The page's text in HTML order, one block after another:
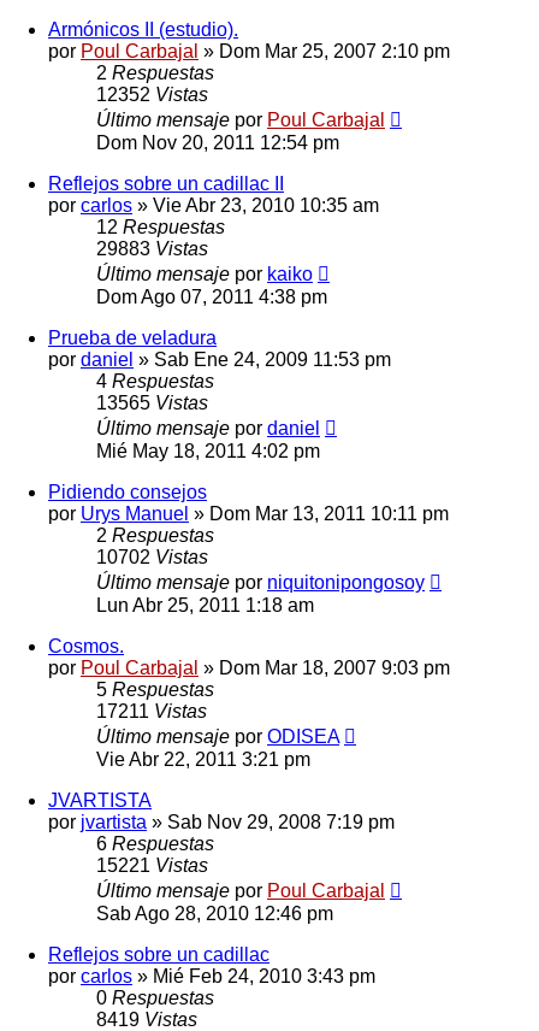
Armónicos II (estudio).
por Poul Carbajal » Dom Mar 25, 2007 2:10 pm
2 Respuestas
12352 Vistas
Último mensaje por Poul Carbajal
Dom Nov 20, 2011 12:54 pm
Reflejos sobre un cadillac II
por carlos » Vie Abr 23, 2010 10:35 am
12 Respuestas
29883 Vistas
Último mensaje por kaiko
Dom Ago 07, 2011 4:38 pm
Prueba de veladura
por daniel » Sab Ene 24, 2009 11:53 pm
4 Respuestas
13565 Vistas
Último mensaje por daniel
Mié May 18, 2011 4:02 pm
Pidiendo consejos
por Urys Manuel » Dom Mar 13, 2011 10:11 pm
2 Respuestas
10702 Vistas
Último mensaje por niquitonipongosoy
Lun Abr 25, 2011 1:18 am
Cosmos.
por Poul Carbajal » Dom Mar 18, 2007 9:03 pm
5 Respuestas
17211 Vistas
Último mensaje por ODISEA
Vie Abr 22, 2011 3:21 pm
JVARTISTA
por jvartista » Sab Nov 29, 2008 7:19 pm
6 Respuestas
15221 Vistas
Último mensaje por Poul Carbajal
Sab Ago 28, 2010 12:46 pm
Reflejos sobre un cadillac
por carlos » Mié Feb 24, 2010 3:43 pm
0 Respuestas
8419 Vistas